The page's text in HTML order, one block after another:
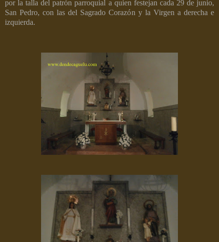
por la talla del patrón parroquial a quien festejan cada 29 de junio,
San Pedro, con las del Sagrado Corazón y la Virgen a derecha e
izquierda.